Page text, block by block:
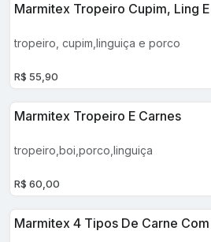
Marmitex Tropeiro Cupim,
tropeiro, cupim,linguiça e porco
R$ 55,90
Marmitex Tropeiro E Carnes
tropeiro,boi,porco,linguiça
R$ 60,00
Marmitex 4